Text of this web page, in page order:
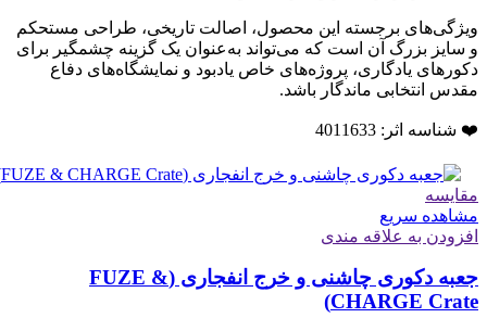
ویژگی‌های برجسته این محصول، اصالت تاریخی، طراحی مستحکم
و سایز بزرگ آن است که می‌تواند به‌عنوان یک گزینه چشمگیر برای
دکورهای یادگاری، پروژه‌های خاص یادبود و نمایشگاه‌های دفاع
مقدس انتخابی ماندگار باشد.
❤️ شناسه اثر: 4011633
مقایسه
مشاهده سریع
افزودن به علاقه مندی
جعبه دکوری چاشنی و خرج انفجاری (FUZE &
CHARGE Crate)